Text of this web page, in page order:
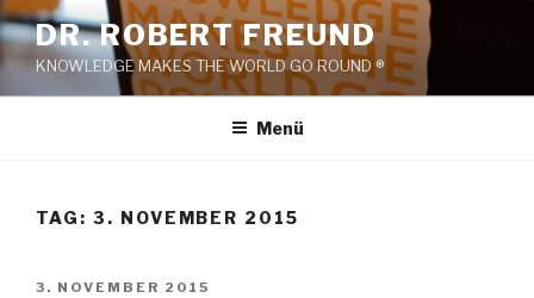
Zum
Inhalt
springen
DR. ROBERT FREUND
KNOWLEDGE MAKES THE WORLD GO ROUND ®
Menü
TAG: 3. NOVEMBER 2015
VERÖFFENTLICHT
3. NOVEMBER 2015